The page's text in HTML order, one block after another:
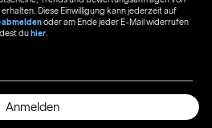
Diese Einwilligung kann jederzeit auf
oder am Ende jeder E-Mail widerrufen
duhier
Anmelden